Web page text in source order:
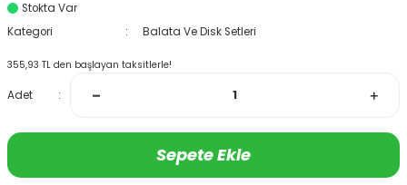
Stokta Var
Kategori
Balata Ve Disk Setleri
355,93 TL den başlayan taksitlerle!
Adet
Sepete Ekle